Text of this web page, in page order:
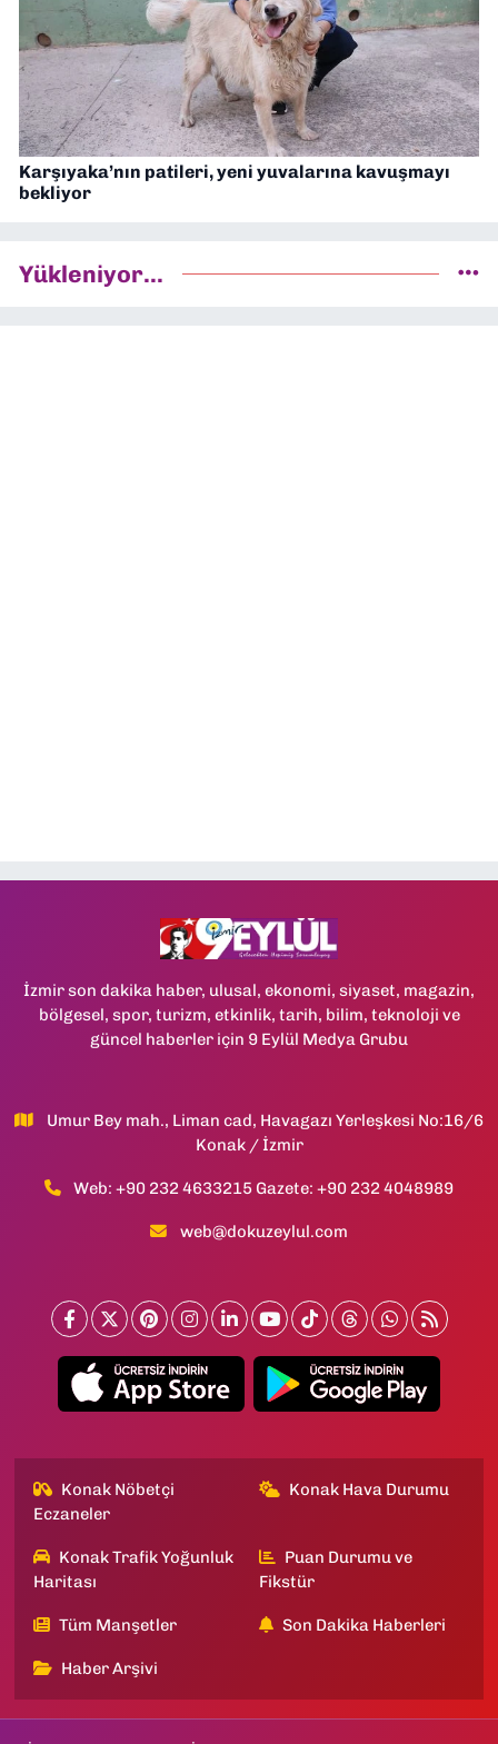
Karşıyaka’nın patileri, yeni yuvalarına kavuşmayı
bekliyor
Yükleniyor...
İzmir son dakika haber, ulusal, ekonomi, siyaset, magazin,
bölgesel, spor, turizm, etkinlik, tarih, bilim, teknoloji ve
güncel haberler için 9 Eylül Medya Grubu
Umur Bey mah., Liman cad, Havagazı Yerleşkesi No:16/6
Konak / İzmir
Web: +90 232 4633215 Gazete: +90 232 4048989
web@dokuzeylul.com
Konak Nöbetçi
Eczaneler
Konak Hava Durumu
Konak Trafik Yoğunluk
Haritası
Puan Durumu ve
Fikstür
Tüm Manşetler Son Dakika Haberleri
Haber Arşivi